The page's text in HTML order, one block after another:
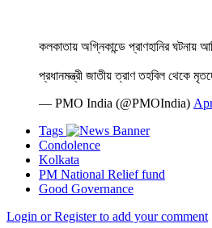
কলকাতায় অগ্নিকান্ডে প্রাণহানির ঘটনায়
প্রধানমন্ত্রী জাতীয় ত্রাণ তহবিল থেকে
— PMO India (@PMOIndia)
Tags
Condolence
Kolkata
PM National Relief fund
Good Governance
Login or Register to add your comment